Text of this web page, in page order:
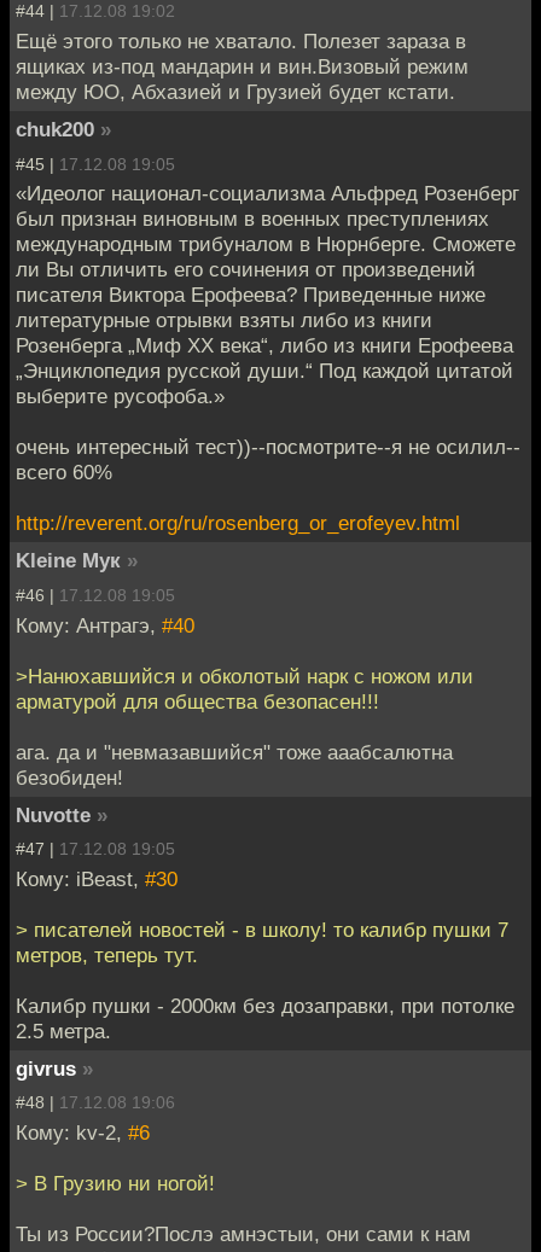
#44 | 17.12.08 19:02
Ещё этого только не хватало. Полезет зараза в
ящиках из-под мандарин и вин.Визовый режим
между ЮО, Абхазией и Грузией будет кстати.
chuk200 »
#45 | 17.12.08 19:05
«Идеолог национал-социализма Альфред Розенберг
был признан виновным в военных преступлениях
международным трибуналом в Нюрнберге. Сможете
ли Вы отличить его сочинения от произведений
писателя Виктора Ерофеева? Приведенные ниже
литературные отрывки взяты либо из книги
Розенберга „Миф XX века“, либо из книги Ерофеева
„Энциклопедия русской души.“ Под каждой цитатой
выберите русофоба.»
очень интересный тест))--посмотрите--я не осилил--
всего 60%
http://reverent.org/ru/rosenberg_or_erofeyev.html
Kleine Мук »
#46 | 17.12.08 19:05
Кому: Антрагэ, #40
>Нанюхавшийся и обколотый нарк с ножом или
арматурой для общества безопасен!!!
ага. да и "невмазавшийся" тоже ааабсалютна
безобиден!
Nuvotte »
#47 | 17.12.08 19:05
Кому: iBeast, #30
> писателей новостей - в школу! то калибр пушки 7
метров, теперь тут.
Калибр пушки - 2000км без дозаправки, при потолке
2.5 метра.
givrus »
#48 | 17.12.08 19:06
Кому: kv-2, #6
> В Грузию ни ногой!
Ты из России?Послэ амнэстыи, они сами к нам